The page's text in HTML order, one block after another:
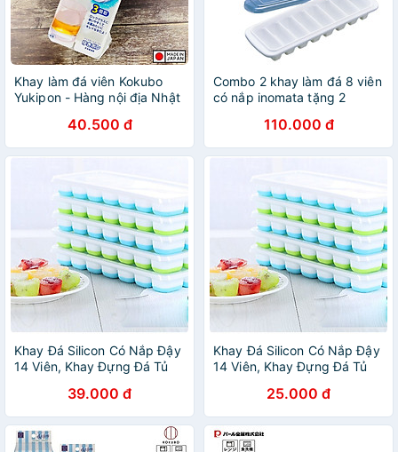
Khay làm đá viên Kokubo
Yukipon - Hàng nội địa Nhật
40.500 đ
Combo 2 khay làm đá 8 viên
có nắp inomata tặng 2
110.000 đ
Khay Đá Silicon Có Nắp Đậy
14 Viên, Khay Đựng Đá Tủ
Bảo Quản Chống Mùi Tuyệt
Đối- Hàng Loại 1
39.000 đ
Khay Đá Silicon Có Nắp Đậy
14 Viên, Khay Đựng Đá Tủ
Bảo Quản Chống Mùi Tuyệt
Đối- Hàng Loại 1
25.000 đ